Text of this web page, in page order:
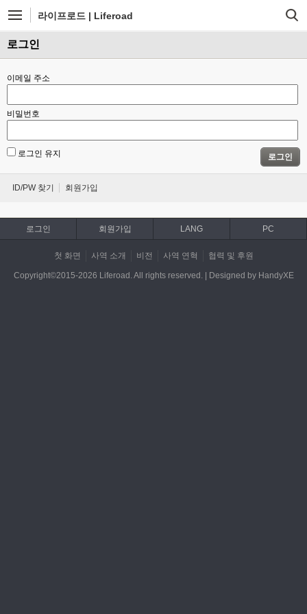
라이프로드 | Liferoad
로그인
이메일 주소
비밀번호
로그인 유지 로그인
ID/PW 찾기 회원가입
로그인 회원가입 LANG PC
첫 화면 사역 소개 비전 사역 연혁 협력 및 후원
Copyright©2015-2026 Liferoad. All rights reserved. | Designed by HandyXE